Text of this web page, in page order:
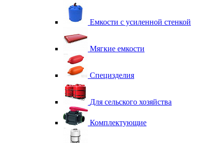
Емкости с усиленной стенкой
Мягкие емкости
Специзделия
Для сельского хозяйства
Комплектующие